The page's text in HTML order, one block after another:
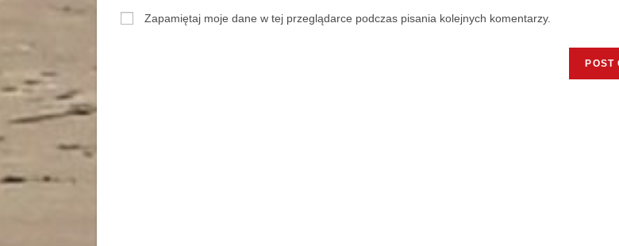
Zapamiętaj moje dane w tej przeglądarce podczas pisania kolejnych komentarzy.